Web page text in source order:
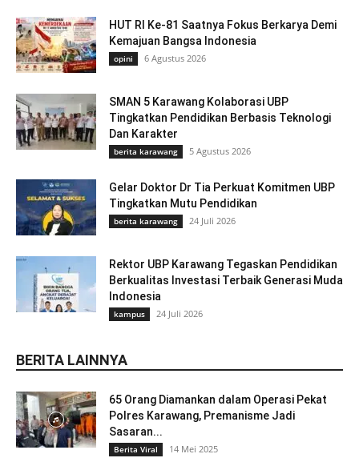
HUT RI Ke-81 Saatnya Fokus Berkarya Demi
Kemajuan Bangsa Indonesia
opini 6 Agustus 2026
SMAN 5 Karawang Kolaborasi UBP
Tingkatkan Pendidikan Berbasis Teknologi
Dan Karakter
berita karawang 5 Agustus 2026
Gelar Doktor Dr Tia Perkuat Komitmen UBP
Tingkatkan Mutu Pendidikan
berita karawang 24 Juli 2026
Rektor UBP Karawang Tegaskan Pendidikan
Berkualitas Investasi Terbaik Generasi Muda
Indonesia
kampus 24 Juli 2026
BERITA LAINNYA
65 Orang Diamankan dalam Operasi Pekat
Polres Karawang, Premanisme Jadi
Sasaran...
Berita Viral 14 Mei 2025